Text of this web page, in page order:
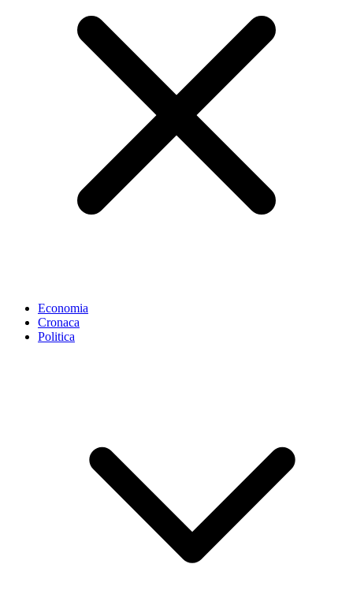
Economia
Cronaca
Politica